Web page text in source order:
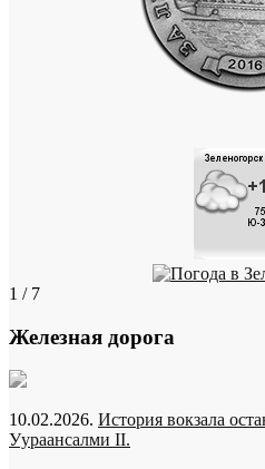
1 / 7
Железная дорога
10.02.2026. История вокзала
Уураансалми II.